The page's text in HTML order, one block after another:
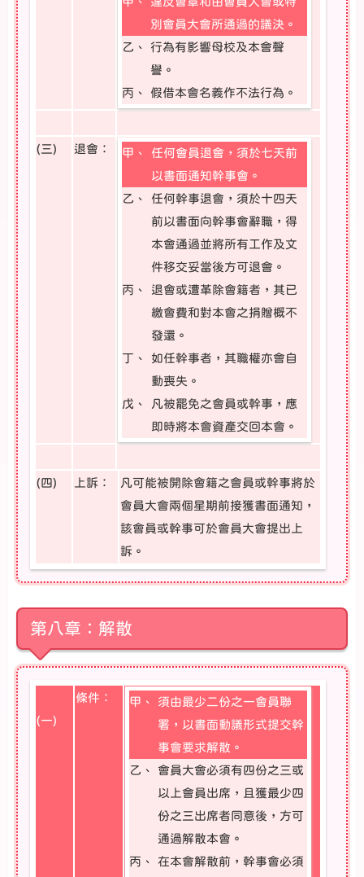
別會員大會所通過的議決。
乙、
行為有影響母校及本會聲
譽。
丙、
假借本會名義作不法行為。
(三) 退會： 甲、
任何會員退會，須於七天前
以書面通知幹事會。
乙、
任何幹事退會，須於十四天
前以書面向幹事會辭職，得
本會通過並將所有工作及文
件移交妥當後方可退會。
丙、
退會或遭革除會籍者，其已
繳會費和對本會之捐贈概不
發還。
丁、
如任幹事者，其職權亦會自
動喪失。
戊、
凡被罷免之會員或幹事，應
即時將本會資產交回本會。
(四) 上訴：
凡可能被開除會籍之會員或幹事將於
會員大會兩個星期前接獲書面通知，
該會員或幹事可於會員大會提出上
訴。
第八章：解散
(一)
條件： 甲、
須由最少二份之一會員聯
署，以書面動議形式提交幹
事會要求解散。
乙、
會員大會必須有四份之三或
以上會員出席，且獲最少四
份之三出席者同意後，方可
通過解散本會。
丙、
在本會解散前，幹事會必須